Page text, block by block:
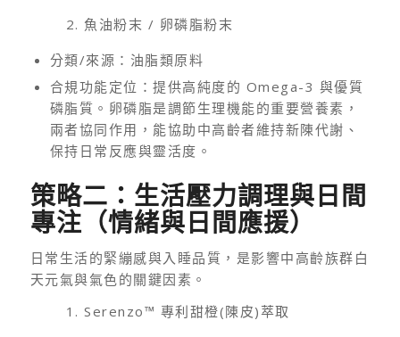
2. 魚油粉末 / 卵磷脂粉末
分類/來源：油脂類原料
合規功能定位：提供高純度的 Omega-3 與優質
磷脂質。卵磷脂是調節生理機能的重要營養素，
兩者協同作用，能協助中高齡者維持新陳代謝、
保持日常反應與靈活度。
策略二：生活壓力調理與日間
專注（情緒與日間應援）
日常生活的緊繃感與入睡品質，是影響中高齡族群白
天元氣與氣色的關鍵因素。
1. Serenzo™ 專利甜橙(陳皮)萃取